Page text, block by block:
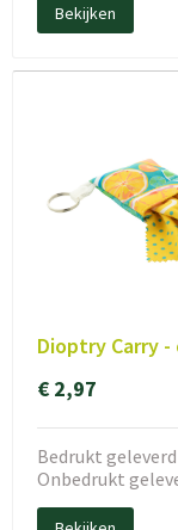
Bekijken
Dioptry Carry
€ 2,97
Bedrukt
Onbedrukt